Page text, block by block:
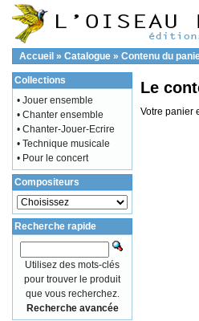
Accueil » Catalogue » Contenu du
Le
Votre panier
Collections
• Jouer ensemble
• Chanter ensemble
• Chanter-Jouer-Ecrire
• Technique musicale
• Pour le concert
Compositeurs
Recherche rapide
Utilisez des mots-clés
pour trouver le produit
que vous recherchez.
Recherche avancée